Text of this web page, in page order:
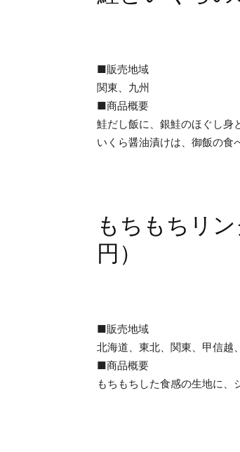
■販売地域
関東、九州
■商品概要
鮭だし飯に、銀鮭のほぐし身
いくら醤油漬けは、御飯の食
もちもちリ
円）
■販売地域
北海道、東北、関東、甲信越
■商品概要
もちもちした食感の生地に、